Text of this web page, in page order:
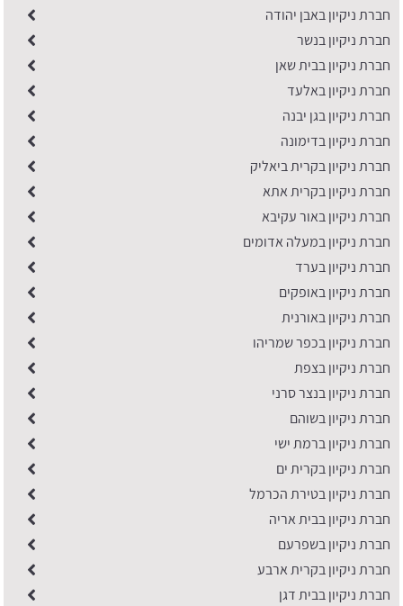
חברת ניקיון באבן יהודה
חברת ניקיון בנשר
חברת ניקיון בבית שאן
חברת ניקיון באלעד
חברת ניקיון בגן יבנה
חברת ניקיון בדימונה
חברת ניקיון בקרית ביאליק
חברת ניקיון בקרית אתא
חברת ניקיון באור עקיבא
חברת ניקיון במעלה אדומים
חברת ניקיון בערד
חברת ניקיון באופקים
חברת ניקיון באורנית
חברת ניקיון בכפר שמריהו
חברת ניקיון בצפת
חברת ניקיון בנצר סרני
חברת ניקיון בשוהם
חברת ניקיון ברמת ישי
חברת ניקיון בקרית ים
חברת ניקיון בטירת הכרמל
חברת ניקיון בבית אריה
חברת ניקיון בשפרעם
חברת ניקיון בקרית ארבע
חברת ניקיון בבית דגן